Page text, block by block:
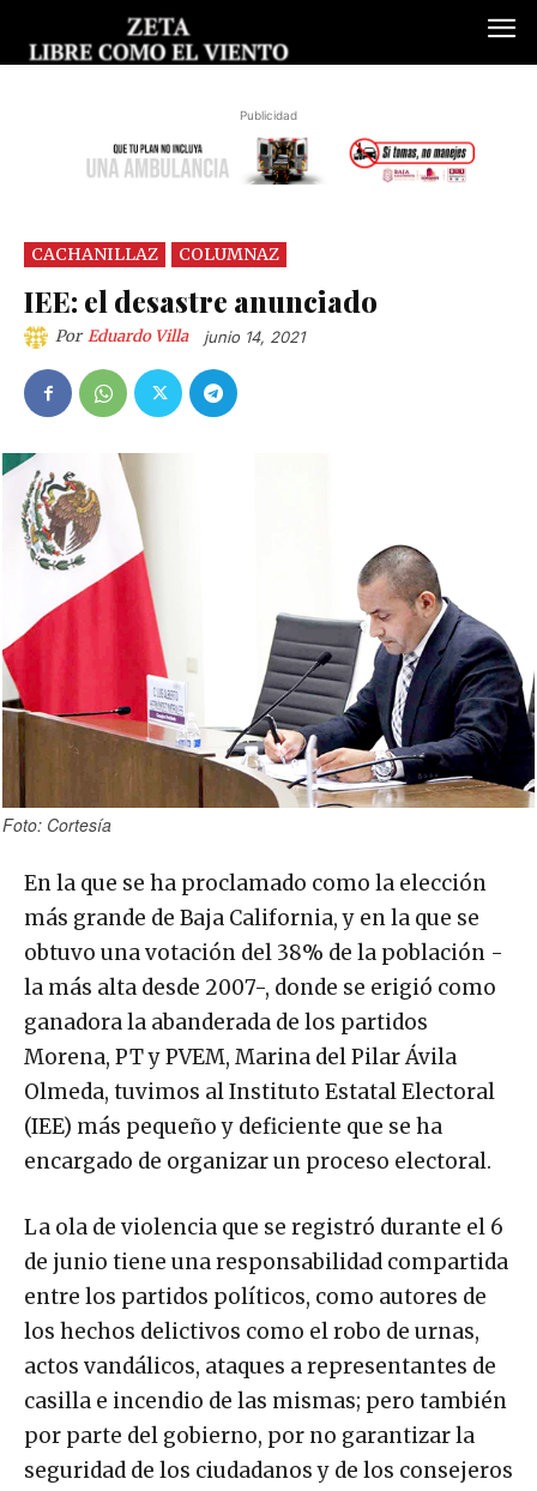
Publicidad
CACHANILLAZ COLUMNAZ
IEE: el desastre anunciado
Por Eduardo Villa junio 14, 2021
Foto: Cortesía
En la que se ha proclamado como la elección
más grande de Baja California, y en la que se
obtuvo una votación del 38% de la población -
la más alta desde 2007-, donde se erigió como
ganadora la abanderada de los partidos
Morena, PT y PVEM, Marina del Pilar Ávila
Olmeda, tuvimos al Instituto Estatal Electoral
(IEE) más pequeño y deficiente que se ha
encargado de organizar un proceso electoral.
La ola de violencia que se registró durante el 6
de junio tiene una responsabilidad compartida
entre los partidos políticos, como autores de
los hechos delictivos como el robo de urnas,
actos vandálicos, ataques a representantes de
casilla e incendio de las mismas; pero también
por parte del gobierno, por no garantizar la
seguridad de los ciudadanos y de los consejeros